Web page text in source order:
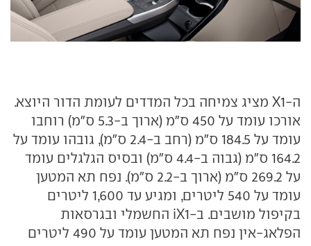
ה-X1 מציג צמיחה בכל המדדים לעומת הדור היוצא.
אורכו עומד על 450 ס"מ (ארוך ב-5.3 ס"מ) רוחבו
עומד על 184.5 ס"מ (רחב ב-2.4 ס"מ), גובהו עומד על
164.2 ס"מ (גבוה ב-4.4 ס"מ) ובסיס הגלגלים עומד
על 269.2 ס"מ (ארוך ב-2.2 ס"מ). נפח תא המטען
עומד על 540 ליטרים, ומגיע עד 1,600 ליטרים
בקיפול מושבים. ב-iX1 החשמלי ובגרסאות
הפלאג-אין נפח תא המטען עומד על 490 ליטרים